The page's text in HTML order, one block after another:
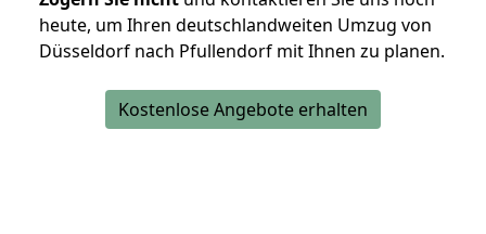
heute, um Ihren deutschlandweiten Umzug von
Düsseldorf nach Pfullendorf mit Ihnen zu planen.
Kostenlose Angebote erhalten